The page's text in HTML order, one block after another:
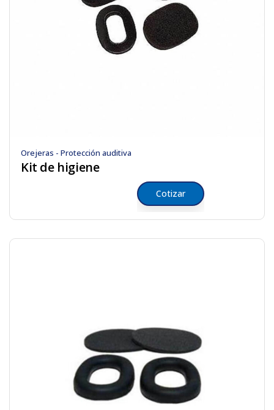
Orejeras - Protección auditiva
Kit de higiene
Cotizar